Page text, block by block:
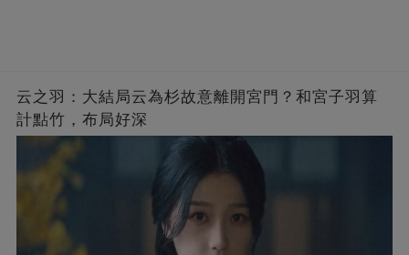
云之羽：大結局云為杉故意離開宮門？和宮子羽算
計點竹，布局好深